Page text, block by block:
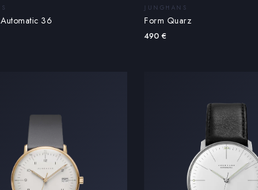
36
JUNGHANS
Form Quarz
490 €